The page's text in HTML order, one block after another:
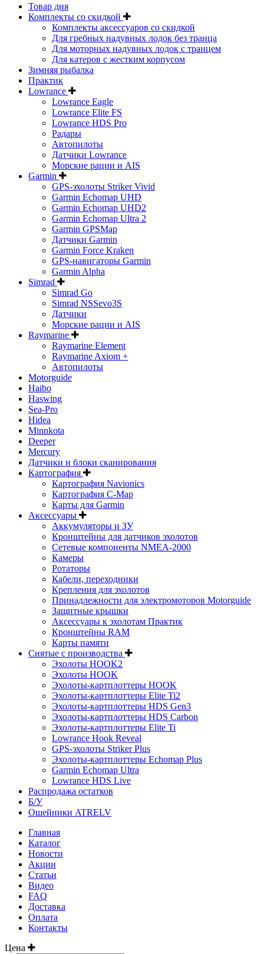
Товар дня
Комплекты со скидкой
Комплекты аксессуаров со скидкой
Для гребных надувных лодок без транца
Для моторных надувных лодок с транцем
Для катеров с жестким корпусом
Зимняя рыбалка
Практик
Lowrance
Lowrance Eagle
Lowrance Elite FS
Lowrance HDS Pro
Радары
Автопилоты
Датчики Lowrance
Морские рации и AIS
Garmin
GPS-эхолоты Striker Vivid
Garmin Echomap UHD
Garmin Echomap UHD2
Garmin Echomap Ultra 2
Garmin GPSMap
Датчики Garmin
Garmin Force Kraken
GPS-навигаторы Garmin
Garmin Alpha
Simrad
Simrad Go
Simrad NSSevo3S
Датчики
Морские рации и AIS
Raymarine
Raymarine Element
Raymarine Axiom +
Автопилоты
Motorguide
Haibo
Haswing
Sea-Pro
Hidea
Minnkota
Deeper
Mercury
Датчики и блоки сканирования
Картография
Картография Navionics
Картография C-Map
Карты для Garmin
Аксессуары
Аккумуляторы и ЗУ
Кронштейны для датчиков эхолотов
Сетевые компоненты NMEA-2000
Камеры
Ротаторы
Кабели, переходники
Крепления для эхолотов
Принадлежности для электромоторов Motorguide
Защитные крышки
Аксессуары к эхолотам Практик
Кронштейны RAM
Карты памяти
Снятые с производства
Эхолоты HOOK2
Эхолоты HOOK
Эхолоты-картплоттеры HOOK
Эхолоты-картплоттеры Elite Ti2
Эхолоты-картплоттеры HDS Gen3
Эхолоты-картплоттеры HDS Carbon
Эхолоты-картплоттеры Elite Ti
Lowrance Hook Reveal
GPS-эхолоты Striker Plus
Эхолоты-картплоттеры Echomap Plus
Garmin Echomap Ultra
Lowrance HDS Live
Распродажа остатков
Б/У
Ошейники ATRELV
Главная
Каталог
Новости
Акции
Статьи
Видео
FAQ
Доставка
Оплата
Контакты
Цена